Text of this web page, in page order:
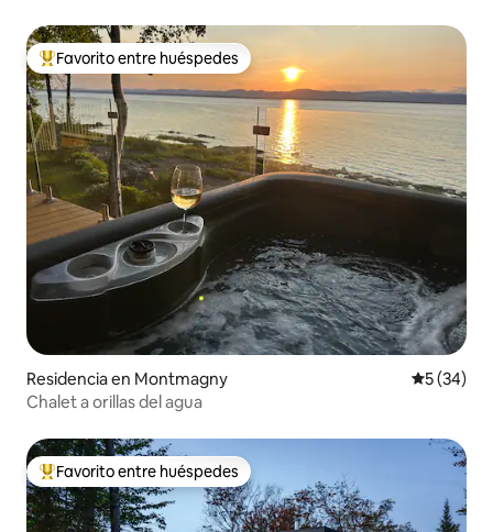
De los mejores en Favorito entre huéspedes
Favorito entre huéspedes
Residencia en Montmagny
5 (34)
Chalet a orillas del agua
De los mejores en Favorito entre huéspedes
Favorito entre huéspedes